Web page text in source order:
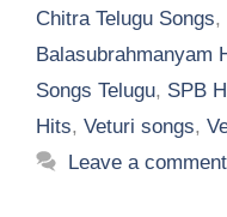
Chitra Telugu Songs,
Balasubrahmanyam
Songs Telugu, SPB
Hits, Veturi songs,
Leave a comment